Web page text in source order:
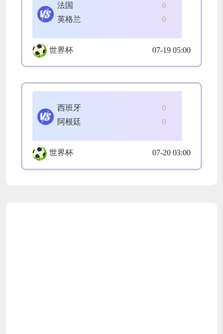
0
法国
0
英格兰
世界杯 07-19 05:00
0
西班牙
0
阿根廷
世界杯 07-20 03:00